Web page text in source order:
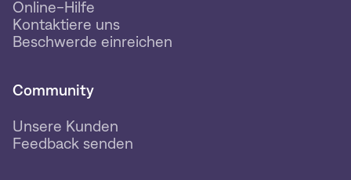
Online-Hilfe
Kontaktiere uns
Beschwerde einreichen
Community
Unsere Kunden
Feedback senden